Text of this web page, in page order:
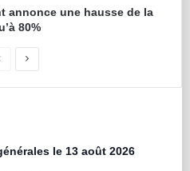
annonce une hausse de la
80%
le 13 août 2026